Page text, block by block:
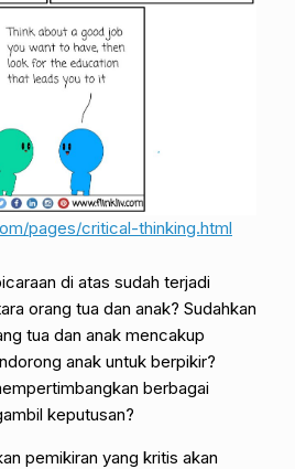
pages/critical-thinking.html
di atas sudah terjadi
orang tua dan anak? Sudahkan
tua dan anak mencakup
anak untuk berpikir?
berbagai
keputusan?
pemikiran yang kritis akan